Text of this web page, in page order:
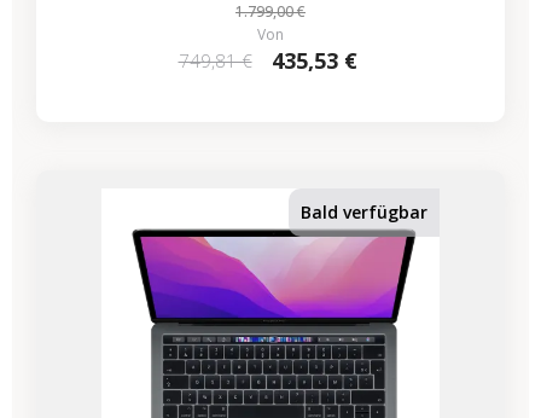
1.799,00 €
Von
749,81 € 435,53 €
Bald verfügbar